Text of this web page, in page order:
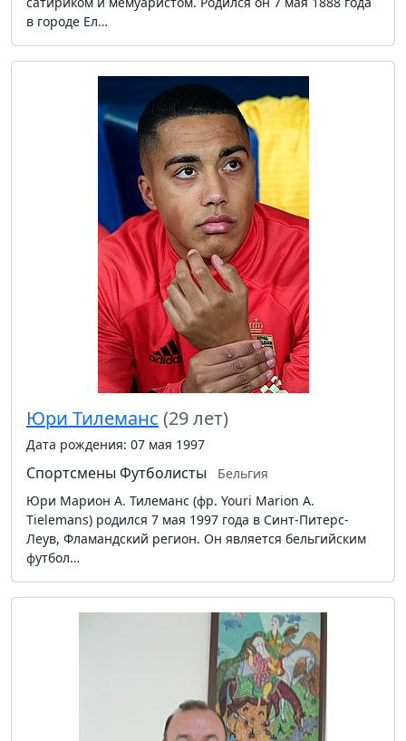
в городе Ел…
Юри Тилеманс (29 лет)
Дата рождения: 07 мая 1997
Спортсмены Футболисты
Бельгия
Юри Марион А. Тилеманс (фр. Youri Marion A.
Tielemans) родился 7 мая 1997 года в Синт-Питерс-
Леув, Фламандский регион. Он является бельгийским
футбол…